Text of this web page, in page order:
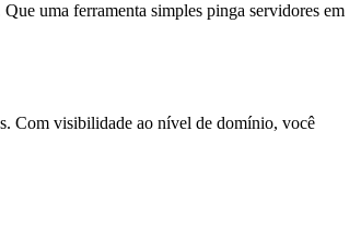
uma ferramenta simples pinga servidores em
Com visibilidade ao nível de domínio, você